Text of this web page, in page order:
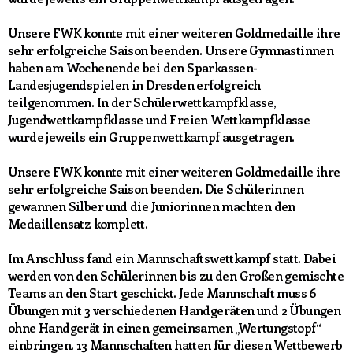
Unsere FWK konnte mit einer weiteren Goldmedaille ihre
sehr erfolgreiche Saison beenden. Unsere Gymnastinnen
haben am Wochenende bei den Sparkassen-
Landesjugendspielen in Dresden erfolgreich
teilgenommen. In der Schülerwettkampfklasse,
Jugendwettkampfklasse und Freien Wettkampfklasse
wurde jeweils ein Gruppenwettkampf ausgetragen.
Unsere FWK konnte mit einer weiteren Goldmedaille ihre
sehr erfolgreiche Saison beenden. Die Schülerinnen
gewannen Silber und die Juniorinnen machten den
Medaillensatz komplett.
Im Anschluss fand ein Mannschaftswettkampf statt. Dabei
werden von den Schülerinnen bis zu den Großen gemischte
Teams an den Start geschickt. Jede Mannschaft muss 6
Übungen mit 3 verschiedenen Handgeräten und 2 Übungen
ohne Handgerät in einen gemeinsamen „Wertungstopf“
einbringen. 13 Mannschaften hatten für diesen Wettbewerb